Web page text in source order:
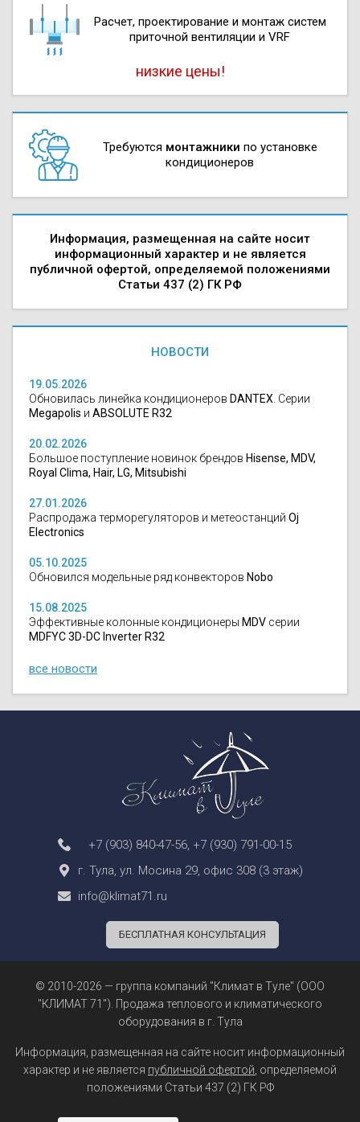
Расчет, проектирова­ние и монтаж систем
приточной вентиляции и VRF
низкие цены!
Требуются монтажники по установке
кондиционеров
Информация, размещенная на сайте носит
информационный характер и не является
публичной офертой, определяемой положениями
Статьи 437 (2) ГК РФ
НОВОСТИ
19.05.2026
Обновилась линейка кондиционеров DANTEX . Серии
Megapolis и ABSOLUTE R32
20.02.2026
Большое поступление новинок брендов Hisense, MDV,
Royal Clima, Hair, LG, Mitsubishi
27.01.2026
Распродажа терморегуляторов и метеостанций Oj
Electronics
05.10.2025
Обновился модельные ряд конвекторов Nobo
15.08.2025
Эффективные колонные кондиционеры MDV серии
MDFYC 3D-DC Inverter R32
все новости
+7 (903) 840-47-56 +7 (930) 791-00-15
г. Тула, ул. Мосина 29, офис 308 (3 этаж)
info@klimat71.ru
БЕСПЛАТНАЯ КОНСУЛЬТАЦИЯ
© 2010-2026 — группа компаний "Климат в Туле" (ООО
"КЛИМАТ 71"). Продажа теплового и климатического
оборудования в г. Тула
Информация, размещенная на сайте носит информационный
характер и не является публичной офертой , определяемой
положениями Статьи 437 (2) ГК РФ